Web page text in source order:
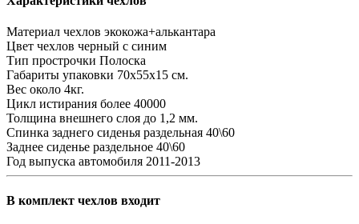
Материал чехлов экокожа+алькантара
Цвет чехлов черный с синим
Тип прострочки Полоска
Габариты упаковки 70х55х15 см.
Вес около 4кг.
Цикл истирания более 40000
Толщина внешнего слоя до 1,2 мм.
Спинка заднего сиденья раздельная 40\60
Заднее сиденье раздельное 40\60
Год выпуска автомобиля 2011-2013
В комплект чехлов входит